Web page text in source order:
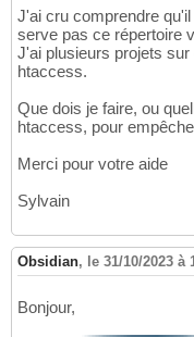
J'ai cru comprendre
serve pas ce répertoire
J'ai plusieurs projets
htaccess.
Que dois je faire, ou
htaccess, pour
Merci pour votre aide
Sylvain
Obsidian, le 31/10/2023 à
Bonjour,